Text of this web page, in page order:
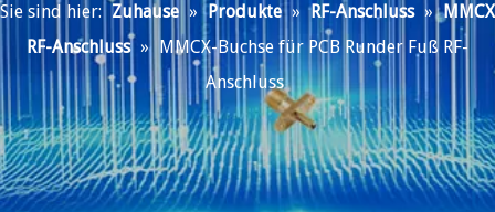
Sie sind hier: Zuhause » Produkte » RF-Anschluss » MMCX
RF-Anschluss » MMCX-Buchse für PCB Runder Fuß RF-
Anschluss